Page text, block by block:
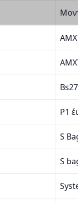
P1
S
S